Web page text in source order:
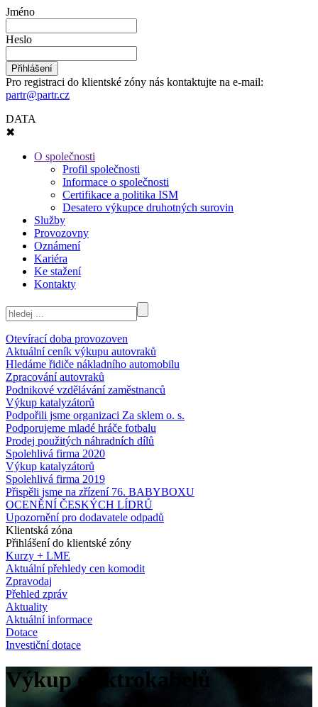
Jméno
Heslo
Pro registraci do klientské zóny nás kontaktujte na e-mail:
partr@partr.cz
DATA
✖
O společnosti
Profil společnosti
Informace o společnosti
Certifikace a politika ISM
Desatero výkupce druhotných surovin
Služby
Provozovny
Oznámení
Kariéra
Ke stažení
Kontakty
Otevírací doba provozoven
Aktuální ceník výkupu autovraků
Hledáme řidiče nákladního automobilu
Zpracování autovraků
Podnikové vzdělávání zaměstnanců
Výkup katalyzátorů
Podpořili jsme organizaci Za sklem o. s.
Podporujeme mladé hráče fotbalu
Prodej použitých náhradních dílů
Spolehlivá firma 2020
Výkup katalyzátorů
Spolehlivá firma 2019
Přispěli jsme na zřízení 76. BABYBOXU
OCENĚNÍ ČESKÝCH LÍDRŮ
Upozornění pro dodavatele odpadů
Klientská zóna
Přihlášení do klientské zóny
Kurzy + LME
Aktuální přehledy cen komodit
Zpravodaj
Přehled zpráv
Aktuality
Aktuální informace
Dotace
Investiční dotace
Výkup elektrokabelů